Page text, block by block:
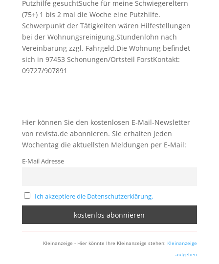
Putzhilfe gesuchtSuche für meine Schwiegereltern
(75+) 1 bis 2 mal die Woche eine Putzhilfe.
Schwerpunkt der Tätigkeiten wären Hilfestellungen
bei der Wohnungsreinigung.Stundenlohn nach
Vereinbarung zzgl. Fahrgeld.Die Wohnung befindet
sich in 97453 Schonungen/Ortsteil ForstKontakt:
09727/907891
Hier können Sie den kostenlosen E-Mail-Newsletter
von revista.de abonnieren. Sie erhalten jeden
Wochentag die aktuellsten Meldungen per E-Mail:
E-Mail Adresse
Ich akzeptiere die Datenschutzerklärung.
Kleinanzeige - Hier könnte Ihre Kleinanzeige stehen: Kleinanzeige
aufgeben